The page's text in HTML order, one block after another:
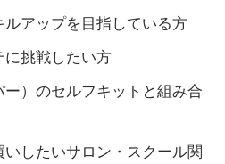
アップを目指している方
挑戦したい方
）のセルフキットと組み合
したいサロン・スクール関